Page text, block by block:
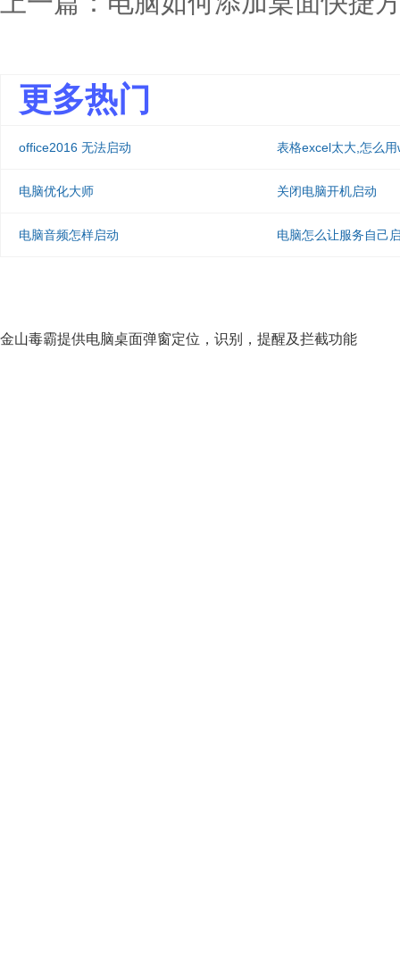
更多热门
office2016 无法启动 表格excel太大,怎么
电脑优化大师 关闭电脑开机启动
电脑音频怎样启动 电脑怎么让服务自己
金山毒霸提供电脑桌面弹窗定位，识别，提醒及拦截功能